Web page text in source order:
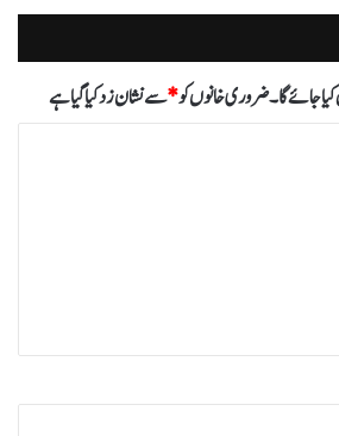
جائے گا۔ضروری خانوں کو*سے نشان زد کیا گیا ہے